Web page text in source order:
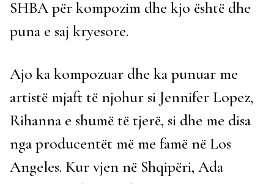
SHBA për kompozim dhe kjo është dhe
puna e saj kryesore.
Ajo ka kompozuar dhe ka punuar me
artistë mjaft të njohur si Jennifer Lopez,
Rihanna e shumë të tjerë, si dhe me disa
nga producentët më me famë në Los
Angeles. Kur vjen në Shqipëri, Ada